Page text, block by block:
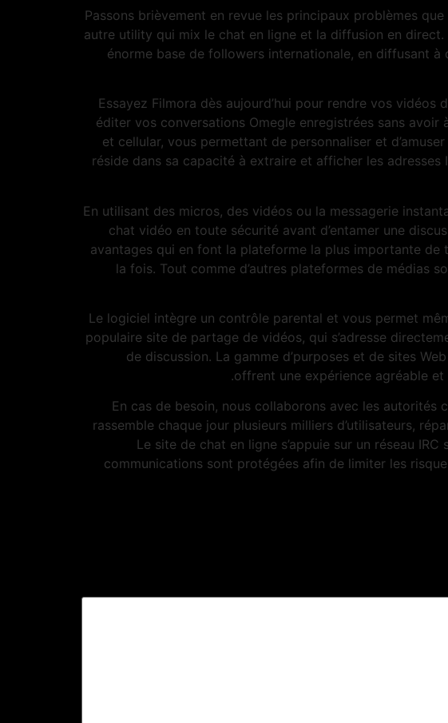
Passons brièvement en revue les principaux problèmes
autre utility qui mix le chat en ligne et la diffusion en
énorme base de followers internationale, en diffusant
Essayez Filmora dès aujourd’hui pour rendre vos
éditer vos conversations Omegle enregistrées sans
et cellular, vous permettant de personnaliser et
réside dans sa capacité à extraire et afficher les adresses
En utilisant des micros, des vidéos ou la messagerie
chat vidéo en toute sécurité avant d’entamer une
avantages qui en font la plateforme la plus importante de
la fois. Tout comme d’autres plateformes de médias
Le logiciel intègre un contrôle parental et vous permet
populaire site de partage de vidéos, qui s’adresse
de discussion. La gamme d’purposes et de sites
offrent une expérience agréable
En cas de besoin, nous collaborons avec les
rassemble chaque jour plusieurs milliers d’utilisateurs,
Le site de chat en ligne s’appuie sur un réseau
communications sont protégées afin de limiter les